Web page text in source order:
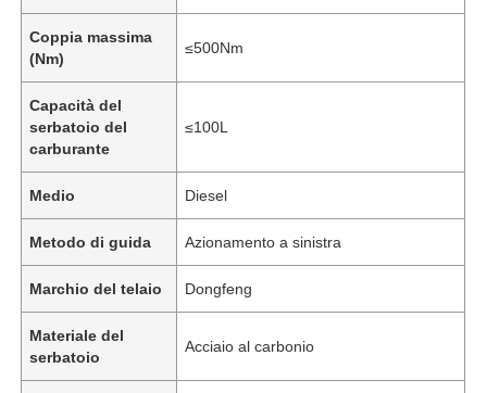
Casa
Prodotti
Chi siamo
Coppia massima
(Nm)
≤500Nm
Capacità del
serbatoio del
carburante
≤100L
Medio Diesel
Metodo di guida Azionamento a sinistra
Marchio del telaio Dongfeng
Materiale del
serbatoio
Acciaio al carbonio